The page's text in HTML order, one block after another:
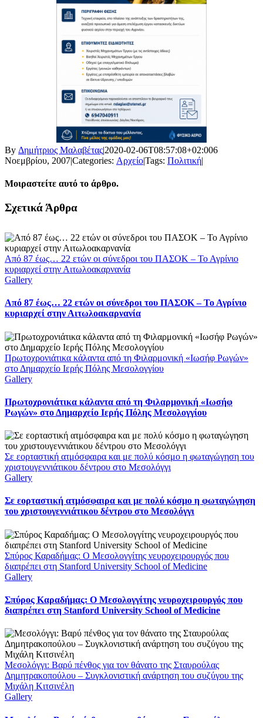
By Δημήτριος Μαλαβέτας|2020-02-06T08:57:08+02:006
Νοεμβρίου, 2007|Categories: Αρχείο|Tags: Πολιτική|
Μοιραστείτε αυτό το άρθρο.
Facebook
X
LinkedIn
WhatsApp
Email
Σχετικά Άρθρα
Από 87 έως… 22 ετών οι σύνεδροι του ΠΑΣΟΚ – Το Αγρίνιο
κυριαρχεί στην Αιτωλοακαρνανία
Gallery
Από 87 έως… 22 ετών οι σύνεδροι του ΠΑΣΟΚ – Το Αγρίνιο
κυριαρχεί στην Αιτωλοακαρνανία
Πρωτοχρονιάτικα κάλαντα από τη Φιλαρμονική «Ιωσήφ Ρωγών»
στο Δημαρχείο Ιερής Πόλης Μεσολογγίου
Gallery
Πρωτοχρονιάτικα κάλαντα από τη Φιλαρμονική «Ιωσήφ
Ρωγών» στο Δημαρχείο Ιερής Πόλης Μεσολογγίου
Σε εορταστική ατμόσφαιρα και με πολύ κόσμο η φωταγώγηση του
χριστουγεννιάτικου δέντρου στο Μεσολόγγι
Gallery
Σε εορταστική ατμόσφαιρα και με πολύ κόσμο η φωταγώγηση
του χριστουγεννιάτικου δέντρου στο Μεσολόγγι
Σπύρος Καραδήμας: Ο Μεσολογγίτης νευροχειρουργός που
διαπρέπει στη Stanford University School of Medicine
Gallery
Σπύρος Καραδήμας: Ο Μεσολογγίτης νευροχειρουργός που
διαπρέπει στη Stanford University School of Medicine
Μεσολόγγι: Βαρύ πένθος για τον θάνατο της Σταυρούλας
Δημητρακοπούλου – Συγκλονιστική ανάρτηση του συζύγου της
Μιχάλη Κιτσινέλη
Gallery